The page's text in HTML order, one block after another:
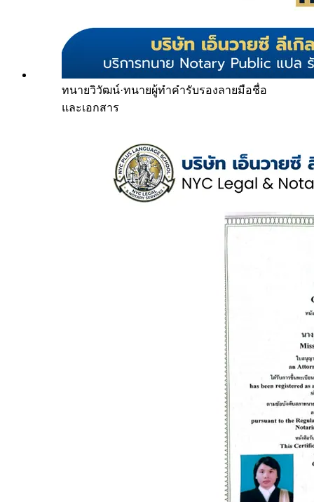
ทนายวิวัฒน์·ทนายผู้ทำคำรับรองลายมือชื่อ
และเอกสาร